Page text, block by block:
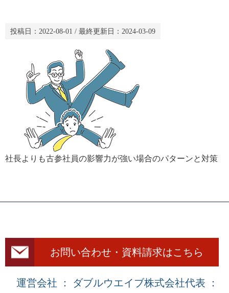
投稿日： 2022-08-01 / 最終更新日： 2024-03-09
社長よりも古参社員の影響力が強い場合のパターンと対策
お問い合わせ・資料請求はこちら
運営会社 ： ダブルウエイブ株式会社代表 ：